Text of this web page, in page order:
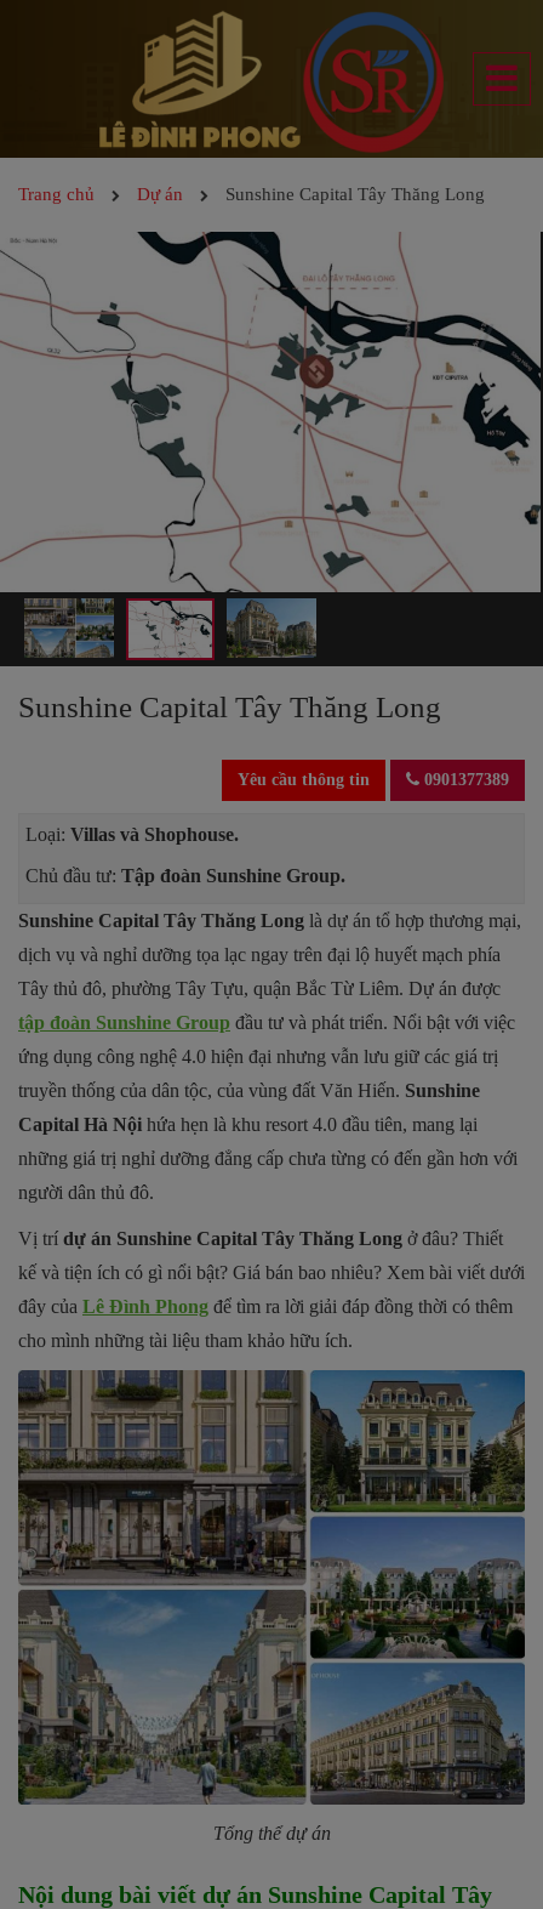
Trang chủ Dự án Sunshine Capital Tây Thăng Long
Sunshine Capital Tây Thăng Long
Yêu cầu thông tin 0901377389
Loại: Villas và Shophouse.
Chủ đầu tư: Tập đoàn Sunshine Group.
Sunshine Capital Tây Thăng Long là dự án tổ hợp thương mại,
dịch vụ và nghỉ dưỡng tọa lạc ngay trên đại lộ huyết mạch phía
Tây thủ đô, phường Tây Tựu, quận Bắc Từ Liêm. Dự án được
tập đoàn Sunshine Group đầu tư và phát triển. Nổi bật với việc
ứng dụng công nghệ 4.0 hiện đại nhưng vẫn lưu giữ các giá trị
truyền thống của dân tộc, của vùng đất Văn Hiến. Sunshine
Capital Hà Nội hứa hẹn là khu resort 4.0 đầu tiên, mang lại
những giá trị nghỉ dưỡng đẳng cấp chưa từng có đến gần hơn với
người dân thủ đô.
Vị trí dự án Sunshine Capital Tây Thăng Long ở đâu? Thiết
kế và tiện ích có gì nổi bật? Giá bán bao nhiêu? Xem bài viết dưới
đây của Lê Đình Phong để tìm ra lời giải đáp đồng thời có thêm
cho mình những tài liệu tham khảo hữu ích.
Tổng thể dự án
Nội dung bài viết dự án Sunshine Capital Tây